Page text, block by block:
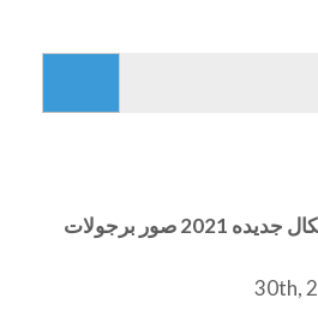
برجولات اشكال جديده 2021 صور برجولات